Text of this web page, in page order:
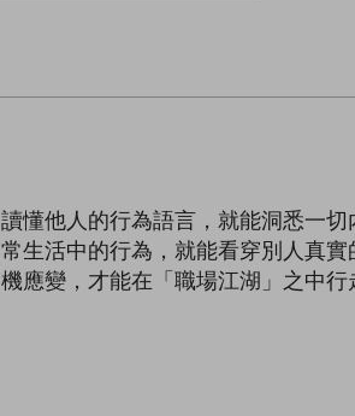
他人的行為語言，就能洞悉一
生活中的行為，就能看穿別人真
應變，才能在「職場江湖」之中行